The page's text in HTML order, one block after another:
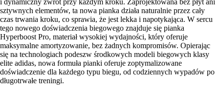
sztywnych elementów, ta nowa pianka działa naturalnie przez cały
czas trwania kroku, co sprawia, że jest lekka i napotykająca. W sercu
tego nowego doświadczenia biegowego znajduje się pianka
Hyperboost Pro, materiał wysokiej wydajności, który oferuje
maksymalne amortyzowanie, bez żadnych kompromisów. Opierając
się na technologiach podeszw środkowych modeli biegowych klasy
elite adidas, nowa formuła pianki oferuje zoptymalizowane
doświadczenie dla każdego typu biegu, od codziennych wypadów po
długotrwałe treningi.